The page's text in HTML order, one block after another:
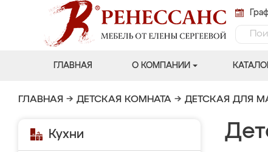
ГЛАВНАЯ О КОМПАНИИ КАТАЛОГ
ГЛАВНАЯ → ДЕТСКАЯ КОМНАТА → ДЕТСКАЯ ДЛЯ
Кухни